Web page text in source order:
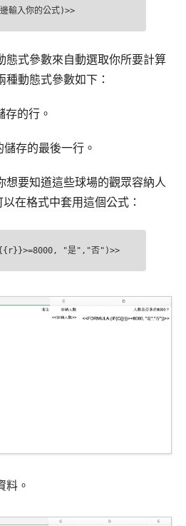
態式參數來自動選取你所要計算
動態式參數如下：
存的行。
儲存的最後一行。
想要知道這些球場的觀眾容納人
在格式中套用這個公式：
料。